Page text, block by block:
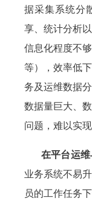
据采集系统分
享、统计分析
信息化程度不
等），效率低
务及运维数据
数据量巨大、
问题，难以实
在平台运
业务系统不易
员的工作任务